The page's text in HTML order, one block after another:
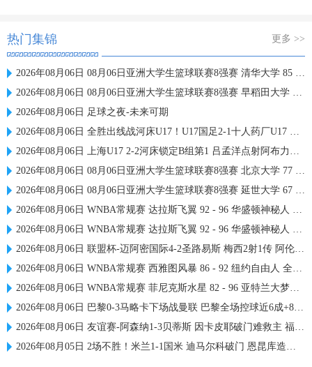
热门集锦 更多 >>
2026年08月06日 08月06日亚洲大学生篮球联赛8强赛 清华大学 85 - 81 菲律宾大学 集锦
2026年08月06日 08月06日亚洲大学生篮球联赛8强赛 早稻田大学 78 - 71 高丽大学 集锦
2026年08月06日 足球之夜-未来可期
2026年08月06日 全胜出线战河床U17！U17国足2-1十人药厂U17 赵松源登场1分钟传射
2026年08月06日 上海U17 2-2河床锁定B组第1 吕孟洋点射阿布力米破门 将战A组第2
2026年08月06日 08月06日亚洲大学生篮球联赛8强赛 北京大学 77 - 79 上海交通大学 集锦
2026年08月06日 08月06日亚洲大学生篮球联赛8强赛 延世大学 67 - 72 政治大学 集锦
2026年08月06日 WNBA常规赛 达拉斯飞翼 92 - 96 华盛顿神秘人 全场集锦
2026年08月06日 WNBA常规赛 达拉斯飞翼 92 - 96 华盛顿神秘人 全场集锦
2026年08月06日 联盟杯-迈阿密国际4-2圣路易斯 梅西2射1传 阿伦助攻戴帽
2026年08月06日 WNBA常规赛 西雅图风暴 86 - 92 纽约自由人 全场集锦
2026年08月06日 WNBA常规赛 菲尼克斯水星 82 - 96 亚特兰大梦想 全场集锦
2026年08月06日 巴黎0-3马略卡下场战曼联 巴黎全场控球近6成+8射3正未果
2026年08月06日 友谊赛-阿森纳1-3贝蒂斯 因卡皮耶破门难救主 福纳尔斯1射2传
2026年08月05日 2场不胜！米兰1-1国米 迪马尔科破门 恩昆库造点+点射拉莫斯登场